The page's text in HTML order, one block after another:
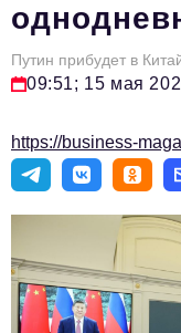
Персона номера
Инфраструктура
Туризм
Импортозамещение
Авторские материалы
Видео
Путин прибудет в
09:51; 15 мая
https://business-